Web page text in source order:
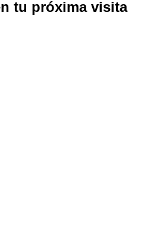
tu próxima visita